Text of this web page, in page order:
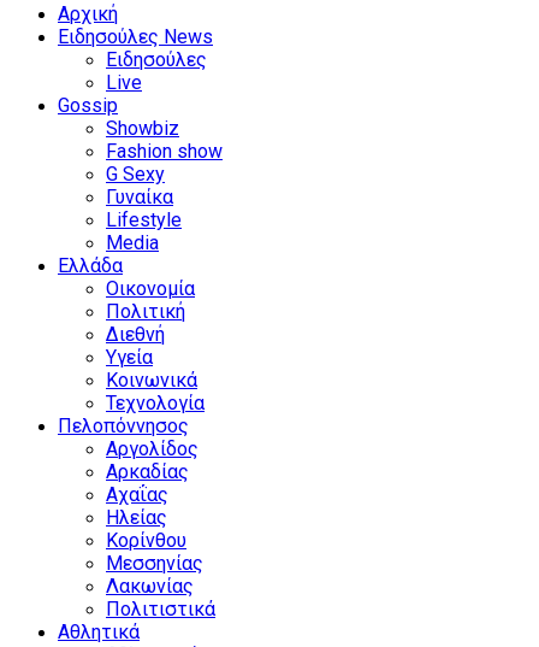
Αρχική
Ειδησούλες News
Ειδησούλες
Live
Gossip
Showbiz
Fashion show
G Sexy
Γυναίκα
Lifestyle
Media
Ελλάδα
Οικονομία
Πολιτική
Διεθνή
Υγεία
Κοινωνικά
Τεχνολογία
Πελοπόννησος
Αργολίδος
Αρκαδίας
Αχαΐας
Ηλείας
Κορίνθου
Μεσσηνίας
Λακωνίας
Πολιτιστικά
Αθλητικά